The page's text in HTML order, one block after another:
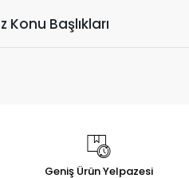
Başlıkları
Geniş Ürün Yelpazesi